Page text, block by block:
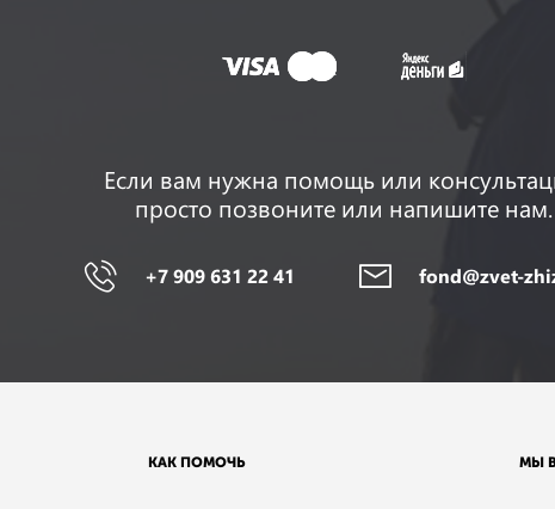
Если вам нужна помощь или
просто позвоните или напишите нам.
+7 909 631 22 41 fond@zvet-
КАК ПОМОЧЬ МЫ